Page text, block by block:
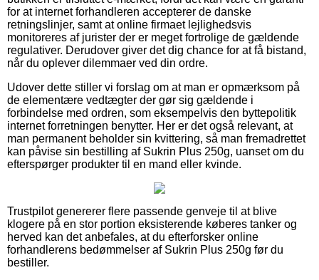
for at internet forhandleren accepterer de danske
retningslinjer, samt at online firmaet lejlighedsvis
monitoreres af jurister der er meget fortrolige de gældende
regulativer. Derudover giver det dig chance for at få bistand,
når du oplever dilemmaer ved din ordre.
Udover dette stiller vi forslag om at man er opmærksom på
de elementære vedtægter der gør sig gældende i
forbindelse med ordren, som eksempelvis den byttepolitik
internet forretningen benytter. Her er det også relevant, at
man permanent beholder sin kvittering, så man fremadrettet
kan påvise sin bestilling af Sukrin Plus 250g, uanset om du
efterspørger produkter til en mand eller kvinde.
Trustpilot genererer flere passende genveje til at blive
klogere på en stor portion eksisterende køberes tanker og
herved kan det anbefales, at du efterforsker online
forhandlerens bedømmelser af Sukrin Plus 250g før du
bestiller.